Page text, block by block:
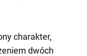
charakter,
dwóch